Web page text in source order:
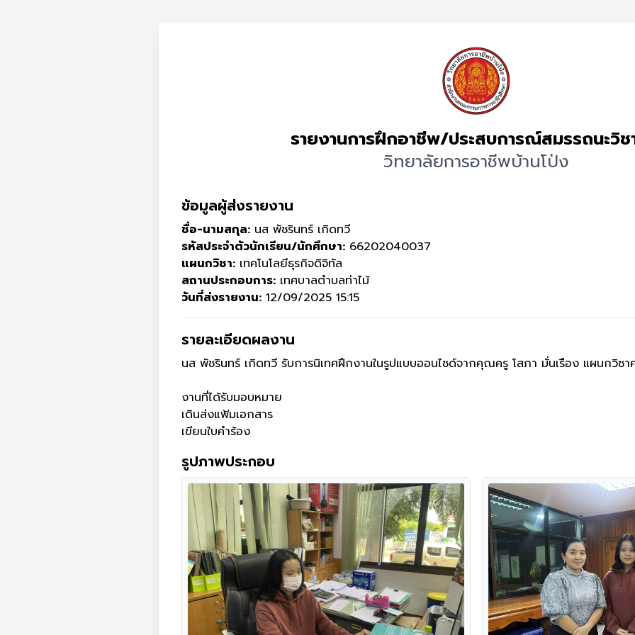
รายงานการฝึกอาชีพ/ประสบการณ์สมรรถนะวิ
วิทยาลัยการอาชีพบ้านโป่ง
ข้อมูลผู้ส่งรายงาน
ชื่อ-นามสกุล: นส พัชรินทร์ เกิดทวี
รหัสประจำตัวนักเรียน/นักศึกษา: 66202040037
แผนกวิชา: เทคโนโลยีธุรกิจดิจิทัล
สถานประกอบการ: เทศบาลตำบลท่าไม้
วันที่ส่งรายงาน: 12/09/2025 15:15
รายละเอียดผลงาน
นส พัชรินทร์ เกิดทวี รับการนิเทศฝึกงานในรูปแบบออนไซด์จากคุณครู โสภา มั่นเรือง แผนกวิชา
งานที่ได้รับมอบหมาย
เดินส่งแฟ้มเอกสาร
รูปภาพประกอบ